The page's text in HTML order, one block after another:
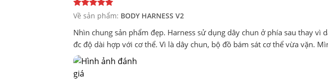
Về sản phẩm: BODY HARNESS V2
Nhìn chung sản phẩm đẹp. Harness sử dụng dây chun ở phía sau thay
đc độ dài hợp với cơ thể. Vì là dây chun, bộ đồ bám sát cơ thể vừa vặn.